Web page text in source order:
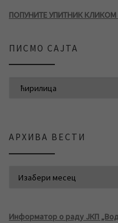
ПОПУНИТЕ УПИТНИК
ПИСМО САЈТА
АРХИВА ВЕСТИ
Информатор о раду ЈКП